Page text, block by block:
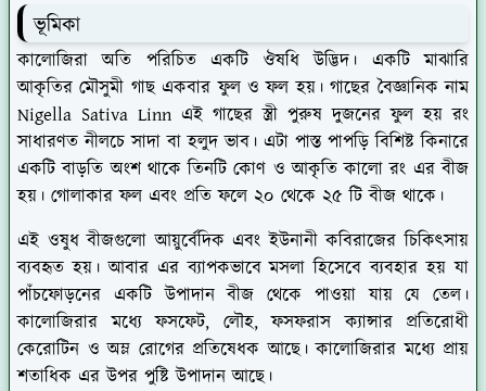
ভূমিকা
কালোজিরা অতি পরিচিত একটি ঔষধি উদ্ভিদ। একটি মাঝারি
আকৃতির মৌসুমী গাছ একবার ফুল ও ফল হয়। গাছের বৈজ্ঞানিক নাম
Nigella Sativa Linn এই গাছের স্ত্রী পুরুষ দুজনের ফুল হয় রং
সাধারণত নীলচে সাদা বা হলুদ ভাব। এটা পাস্ত পাপড়ি বিশিষ্ট কিনারে
একটি বাড়তি অংশ থাকে তিনটি কোণ ও আকৃতি কালো রং এর বীজ
হয়। গোলাকার ফল এবং প্রতি ফলে ২০ থেকে ২৫ টি বীজ থাকে।
এই ওষুধ বীজগুলো আয়ুর্বেদিক এবং ইউনানী কবিরাজের চিকিৎসায়
ব্যবহৃত হয়। আবার এর ব্যাপকভাবে মসলা হিসেবে ব্যবহার হয় যা
পাঁচফোড়নের একটি উপাদান বীজ থেকে পাওয়া যায় যে তেল।
কালোজিরার মধ্যে ফসফেট, লৌহ, ফসফরাস ক্যান্সার প্রতিরোধী
কেরোটিন ও অম্ল রোগের প্রতিষেধক আছে। কালোজিরার মধ্যে প্রায়
শতাধিক এর উপর পুষ্টি উপাদান আছে।